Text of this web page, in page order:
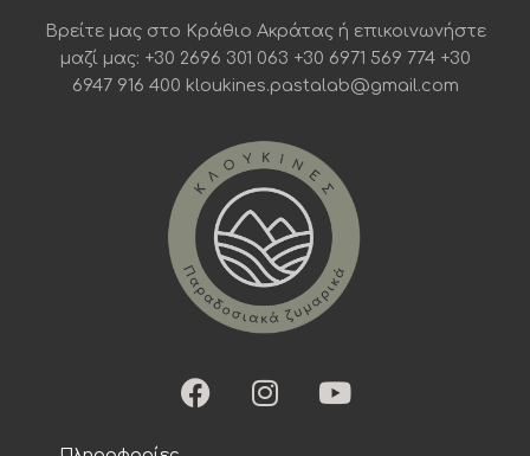
Βρείτε μας στο Κράθιο Ακράτας ή επικοινωνήστε
μαζί μας: +30 2696 301 063 +30 6971 569 774 +30
6947 916 400 kloukines.pastalab@gmail.com
F
a
I
n
Y
o